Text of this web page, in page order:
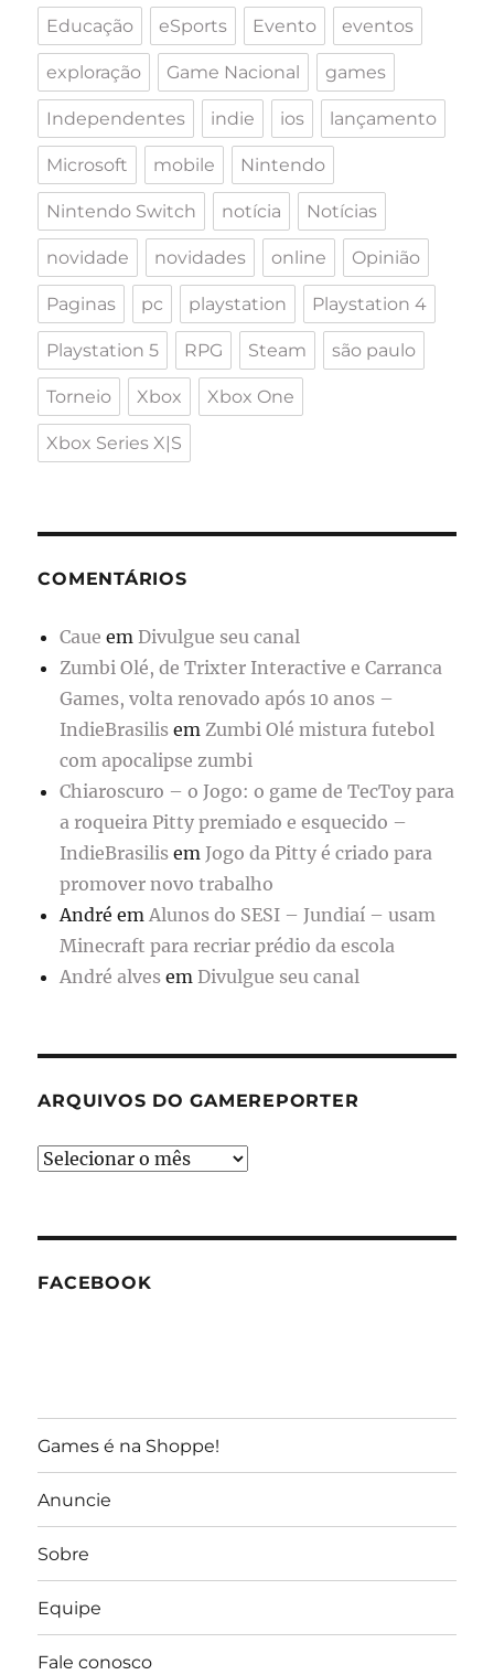
Educação eSports Evento eventos
exploração Game Nacional games
Independentes indie ios lançamento
Microsoft mobile Nintendo
Nintendo Switch notícia Notícias
novidade novidades online Opinião
Paginas pc playstation Playstation 4
Playstation 5 RPG Steam são paulo
Torneio Xbox Xbox One
Xbox Series X|S
COMENTÁRIOS
Caue emDivulgue seu canal
Zumbi Olé, de Trixter Interactive e Carranca
Games, volta renovado após 10 anos –
IndieBrasilis emZumbi Olé mistura futebol
com apocalipse zumbi
Chiaroscuro – o Jogo: o game de TecToy para
a roqueira Pitty premiado e esquecido –
IndieBrasilis em Jogo da Pitty é criado para
promover novo trabalho
André emAlunos do SESI – Jundiaí – usam
Minecraft para recriar prédio da escola
André alves emDivulgue seu canal
ARQUIVOS DO GAMEREPORTER
Arquivos
FACEBOOK
Games é na Shoppe!
Anuncie
Sobre
Equipe
Fale conosco